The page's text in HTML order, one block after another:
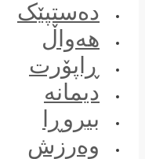
دەستپێک
هەواڵ
ڕاپۆرت
دیمانە
بیروڕا
وەرزش